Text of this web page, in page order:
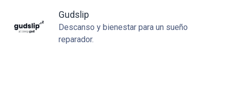
Gudslip
Descanso y bienestar para un sueño
reparador.